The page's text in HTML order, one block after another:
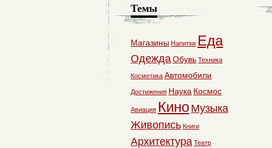
Темы
Магазины Напитки Еда
ОдеждаОбувь Техника
Косметика Автомобили
Достижения Наука Космос
Авиация Кино Музыка
Живопись Книги
Архитектура Театр